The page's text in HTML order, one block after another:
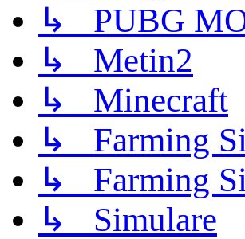
↳ PUBG
↳ Metin2
↳ Minecraft
↳ Farming
↳ Farming
↳ Simulare